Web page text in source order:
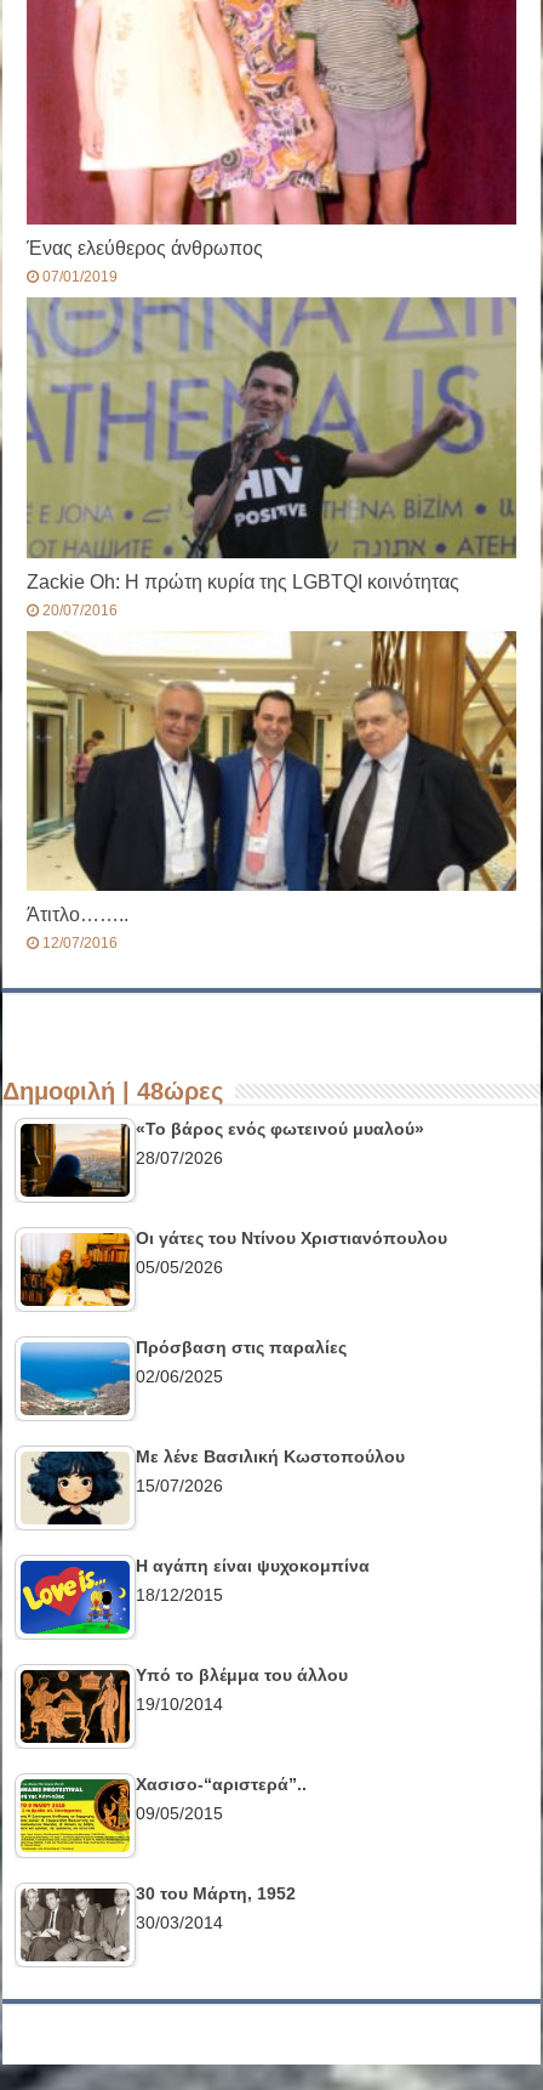
Ένας ελεύθερος άνθρωπος
07/01/2019
Ζackie Oh: Η πρώτη κυρία της LGBTQΙ κοινότητας
20/07/2016
Άτιτλο……..
12/07/2016
Δημοφιλή | 48ώρες
«Το βάρος ενός φωτεινού μυαλού»
28/07/2026
Οι γάτες του Ντίνου Χριστιανόπουλου
05/05/2026
Πρόσβαση στις παραλίες
02/06/2025
Με λένε Βασιλική Κωστοπούλου
15/07/2026
Η αγάπη είναι ψυχοκομπίνα
18/12/2015
Υπό το βλέμμα του άλλου
19/10/2014
Χασισο-“αριστερά”..
09/05/2015
30 του Μάρτη, 1952
30/03/2014